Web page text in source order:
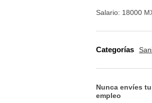
Salario: 18000
Categorías
Nunca envíes
empleo